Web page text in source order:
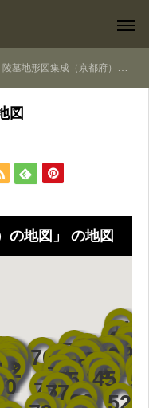
陵墓地形図集成（京都府）の地図
図
の地図」 の地図